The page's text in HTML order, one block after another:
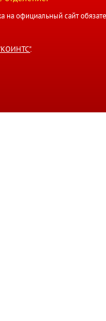
на официальный сайт
.